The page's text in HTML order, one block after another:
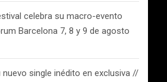
celebra su macro-evento
Barcelona 7, 8 y 9 de agosto
single inédito en exclusiva //